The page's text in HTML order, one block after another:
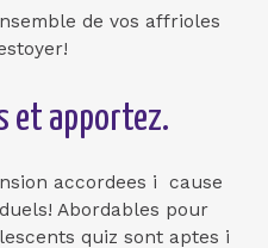
de vos affrioles
et apportez.
accordees i cause
Abordables pour
quiz sont aptes i